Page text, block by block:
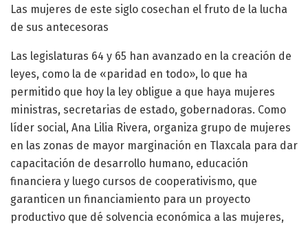
Las mujeres de este siglo cosechan el fruto de la lucha
de sus antecesoras
Las legislaturas 64 y 65 han avanzado en la creación de
leyes, como la de «paridad en todo», lo que ha
permitido que hoy la ley obligue a que haya mujeres
ministras, secretarias de estado, gobernadoras. Como
líder social, Ana Lilia Rivera, organiza grupo de mujeres
en las zonas de mayor marginación en Tlaxcala para dar
capacitación de desarrollo humano, educación
financiera y luego cursos de cooperativismo, que
garanticen un financiamiento para un proyecto
productivo que dé solvencia económica a las mujeres,